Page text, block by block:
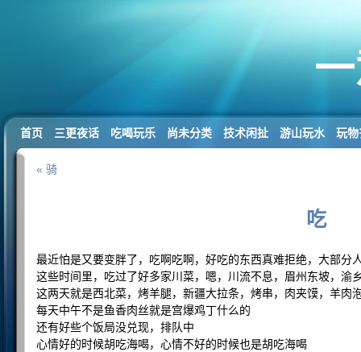
首页 三更夜话 吃喝玩乐 尚未分类 技术闲扯 游山玩水 玩物
« 骑
吃
最近怕是又要变胖了，吃啊吃啊，好吃的东西真难拒绝，大部分
这些时间里，吃过了好多家川菜，嗯，川流不息，眉州东坡，渝
这两天就是西北菜，烤羊腿，新疆大拉条，烤串，肉夹馍，羊肉
每天中午不是鱼香肉丝就是宫爆鸡丁什么的
还有好些个饭局没兑现，排队中
心情好的时候胡吃海喝，心情不好的时候也是胡吃海喝